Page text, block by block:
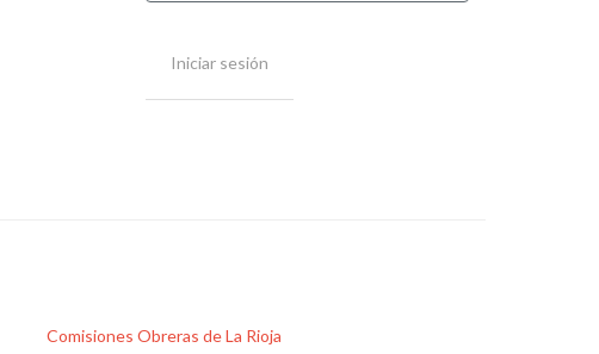
Iniciar sesión
Comisiones Obreras de La Rioja